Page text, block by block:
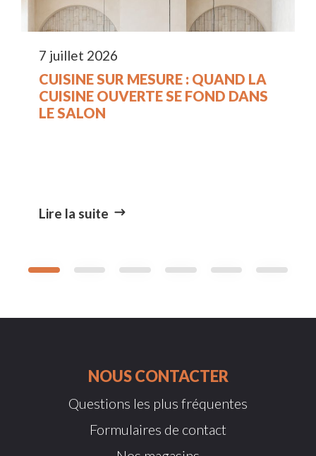
7 juillet 2026
CUISINE SUR MESURE : QUAND LA
CUISINE OUVERTE SE FOND DANS
LE SALON
Lire la suite
NOUS CONTACTER
Questions les plus fréquentes
Formulaires de contact